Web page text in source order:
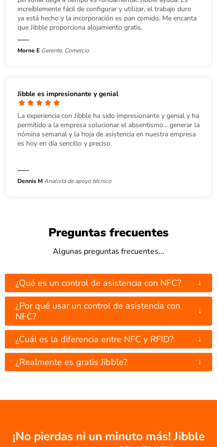
increíblemente fácil de configurar y utilizar, el trabajo duro
ya está hecho y la incorporación es pan comido. Me encanta
que Jibble proporciona alojamiento gratis.
Morne E Gerente, Comercio
Jibble es impresionante y genial
La experiencia con Jibble ha sido impresionante y genial y ha
permitido a la empresa solucionar el absentismo... generar la
nómina semanal y la hoja de asistencia en nuestra empresa
es hoy en día sencillo y preciso.
Dennis MAnalista de apoyo técnico
Preguntas frecuentes
Algunas preguntas frecuentes...
¿Qué es un control de asistencia con NFC? ↓
¿Por qué usar un control de asistencia con
NFC?
↓
¿Cuál es la diferencia entre NFC y RFID? ↓
¿Realmente es gratis Jibble? ↓
¡No pierdas ni un minuto más! Jibble